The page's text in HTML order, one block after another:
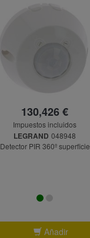
130,426 €
Impuestos incluidos
LEGRAND 048948
Detector PIR 360º superficie
Añadir